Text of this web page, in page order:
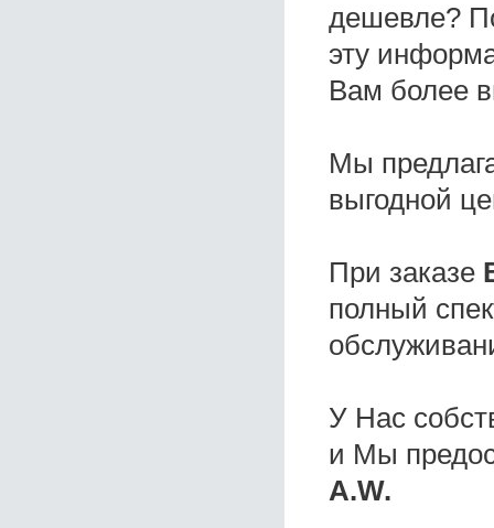
дешевле?
эту
Вам более
Мы
выгодной
При заказе
полный
У Нас
и Мы
A.W.